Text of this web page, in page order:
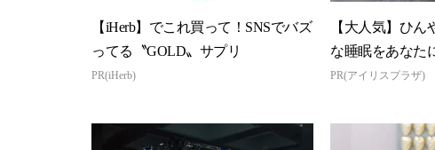
【iHerb】でこれ買って！SNSでバズ
ってる〝GOLD〟サプリ
PR(iHerb)
【大人気】ひ
な睡眠をあなた
PR(アイリスプラザ)